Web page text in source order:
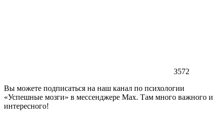
3572
Вы можете подписаться на наш канал по психологии
«Успешные мозги» в мессенджере Max. Там много важного и
интересного!